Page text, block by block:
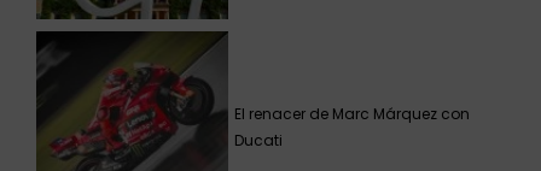
El renacer de Marc Márquez con
Ducati